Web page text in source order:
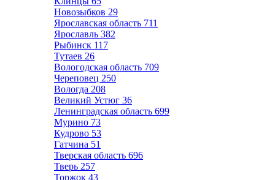
Новозыбков 29
Ярославская область 711
Ярославль 382
Рыбинск 117
Тутаев 26
Вологодская область 709
Череповец 250
Вологда 208
Великий Устюг 36
Ленинградская область 699
Мурино 73
Кудрово 53
Гатчина 51
Тверская область 696
Тверь 257
Торжок 43